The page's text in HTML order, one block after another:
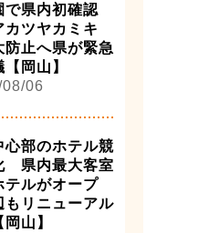
で県内初確認
カツヤカミキ
防止へ県が緊急
岡山】
06
心部のホテル競
県内最大客室
テルがオープ
リニューアル
山】